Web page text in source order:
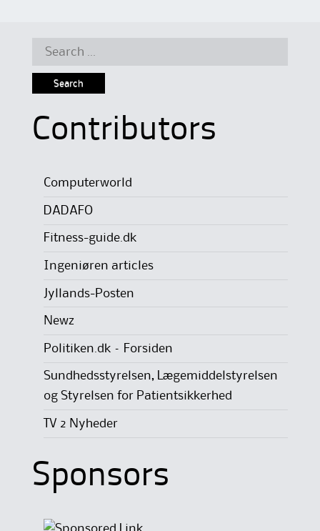
Search
Contributors
Computerworld
DADAFO
Fitness-guide.dk
Ingeniøren articles
Jyllands-Posten
Newz
Politiken.dk – Forsiden
Sundhedsstyrelsen, Lægemiddelstyrelsen
og Styrelsen for Patientsikkerhed
TV 2 Nyheder
Sponsors